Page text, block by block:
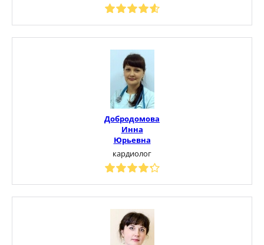
Добродомова
Инна
Юрьевна
кардиолог